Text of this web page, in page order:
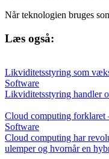
Når teknologien bruges
Læs også:
Likviditetsstyring som
Software
Likviditetsstyring handler
Cloud computing
Software
Cloud computing har
ulemper og hvornår en